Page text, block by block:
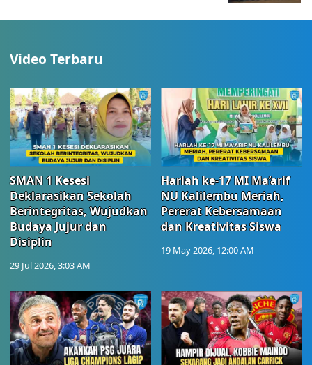
Video Terbaru
SMAN 1 Kesesi
Deklarasikan Sekolah
Berintegritas, Wujudkan
Budaya Jujur dan
Disiplin
29 Jul 2026, 3:03 AM
Harlah ke-17 MI Ma’arif
NU Kalilembu Meriah,
Pererat Kebersamaan
dan Kreativitas Siswa
19 May 2026, 12:00 AM